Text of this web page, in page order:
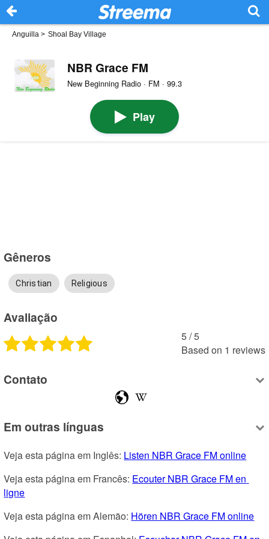
Anguilla > Shoal Bay Village
NBR Grace FM
New Beginning Radio · FM · 99.3
Play
Gêneros
Christian Religious
Avaliação
5 /5
Based on 1 reviews
Contato
Em outras línguas
Veja esta página em Inglês: Listen NBR Grace FM online
Veja esta página em Francês: Ecouter NBR Grace FM en
ligne
Veja esta página em Alemão: Hören NBR Grace FM online